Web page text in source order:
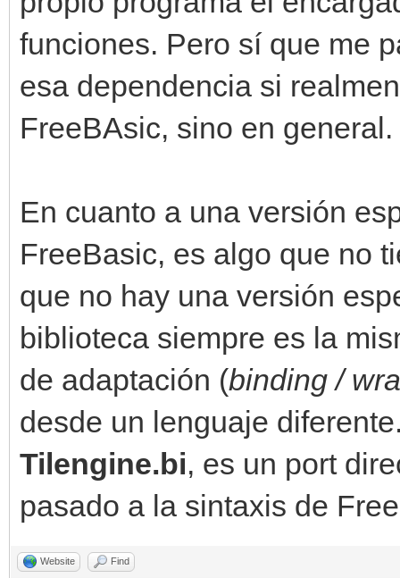
funciones. Pero sí que me
esa dependencia si
FreeBAsic, sino en general.
En cuanto a una versión
FreeBasic, es algo que no
que no hay una versión
biblioteca siempre es la
de adaptación (binding /
desde un lenguaje
Tilengine.bi, es un port
pasado a la sintaxis de
Website Find